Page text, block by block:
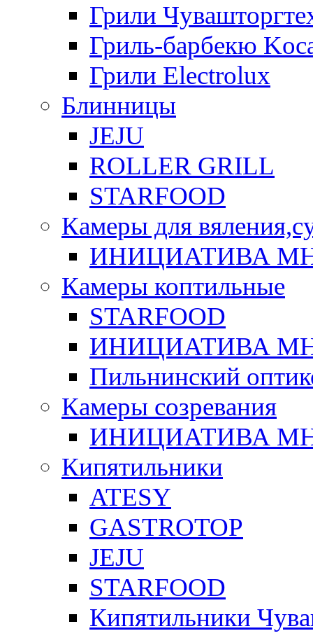
Грили
Гриль-барбекю
Грили Electrolux
Блинницы
JEJU
ROLLER GRILL
STARFOOD
Камеры для
ИНИЦИАТИВА
Камеры коптильные
STARFOOD
ИНИЦИАТИВА
Пильнинский
Камеры созревания
ИНИЦИАТИВА
Кипятильники
ATESY
GASTROTOP
JEJU
STARFOOD
Кипятильники